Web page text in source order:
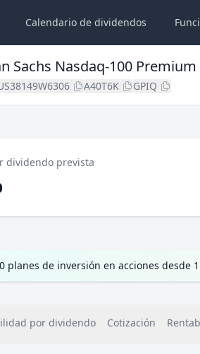
Calendario de dividendos
Sachs Nasdaq-100 Premium
A40T6K GPIQ
dividendo prevista
planes de inversión en acciones
por dividendo Cotización